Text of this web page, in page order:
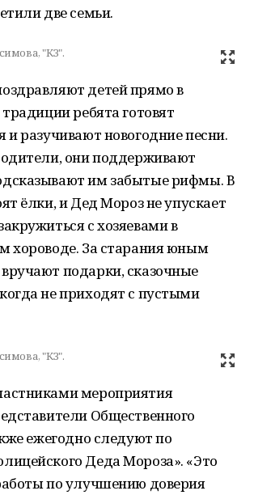
две семьи.
"КЗ".
детей прямо в
ребята готовят
и разучивают новогодние песни.
они поддерживают
им забытые рифмы. В
ёлки, и Дед Мороз не упускает
с хозяевами в
хороводе. За старания юным
подарки, сказочные
не приходят с пустыми
"КЗ".
мероприятия
Общественного
ежегодно следуют по
Деда Мороза». «Это
по улучшению доверия